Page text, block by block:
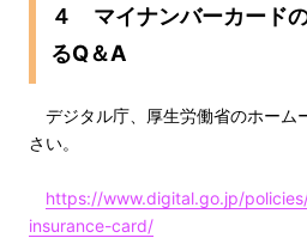
４ マイナンバーカード
るQ＆A
デジタル庁、厚生労働省のホーム
さい。
https://www.digital.go.jp/
insurance-card/